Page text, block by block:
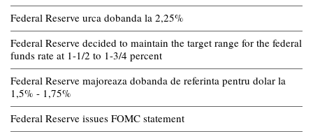
Federal Reserve urca dobanda la 2,25%
Federal Reserve decided to maintain the target range for the federal
funds rate at 1-1/2 to 1-3/4 percent
Federal Reserve majoreaza dobanda de referinta pentru dolar la
1,5% - 1,75%
Federal Reserve issues FOMC statement